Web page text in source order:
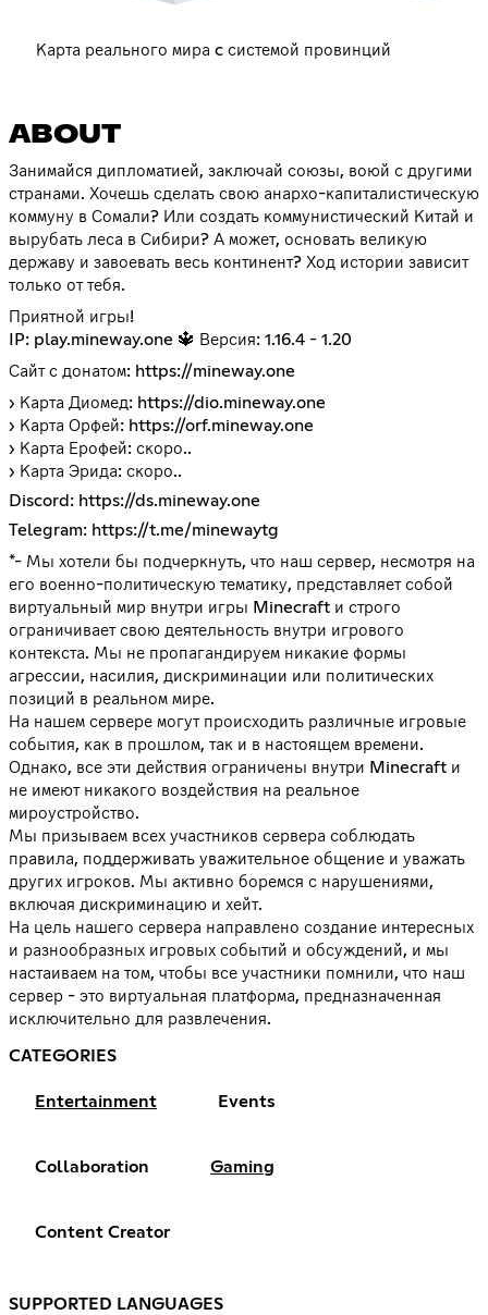
Карта реального мира c системой провинций
ABOUT
Занимайся дипломатией, заключай союзы, воюй с другими
странами. Хочешь сделать свою анархо-капиталистическую
коммуну в Сомали? Или создать коммунистический Китай и
вырубать леса в Сибири? А может, основать великую
державу и завоевать весь континент? Ход истории зависит
только от тебя.
Приятной игры!
IP: play.mineway.one 🔱 Версия: 1.16.4 - 1.20
Сайт с донатом: https://mineway.one
› Карта Диомед: https://dio.mineway.one
› Карта Орфей: https://orf.mineway.one
› Карта Ерофей: скоро..
› Карта Эрида: скоро..
Discord: https://ds.mineway.one
Telegram: https://t.me/minewaytg
*- Мы хотели бы подчеркнуть, что наш сервер, несмотря на
его военно-политическую тематику, представляет собой
виртуальный мир внутри игры Minecraft и строго
ограничивает свою деятельность внутри игрового
контекста. Мы не пропагандируем никакие формы
агрессии, насилия, дискриминации или политических
позиций в реальном мире.
На нашем сервере могут происходить различные игровые
события, как в прошлом, так и в настоящем времени.
Однако, все эти действия ограничены внутри Minecraft и
не имеют никакого воздействия на реальное
мироустройство.
Мы призываем всех участников сервера соблюдать
правила, поддерживать уважительное общение и уважать
других игроков. Мы активно боремся с нарушениями,
включая дискриминацию и хейт.
На цель нашего сервера направлено создание интересных
и разнообразных игровых событий и обсуждений, и мы
настаиваем на том, чтобы все участники помнили, что наш
сервер - это виртуальная платформа, предназначенная
исключительно для развлечения.
CATEGORIES
Entertainment Events
Collaboration Gaming
Content Creator
SUPPORTED LANGUAGES